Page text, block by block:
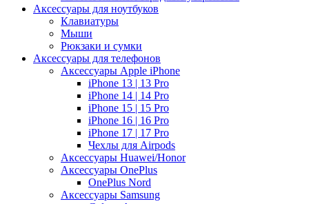
Аксессуары для ноутбуков
Клавиатуры
Мыши
Рюкзаки и сумки
Аксессуары для телефонов
Аксессуары Apple iPhone
iPhone 13 | 13 Pro
iPhone 14 | 14 Pro
iPhone 15 | 15 Pro
iPhone 16 | 16 Pro
iPhone 17 | 17 Pro
Чехлы для Airpods
Аксессуары Huawei/Honor
Аксессуары OnePlus
OnePlus Nord
Аксессуары Samsung